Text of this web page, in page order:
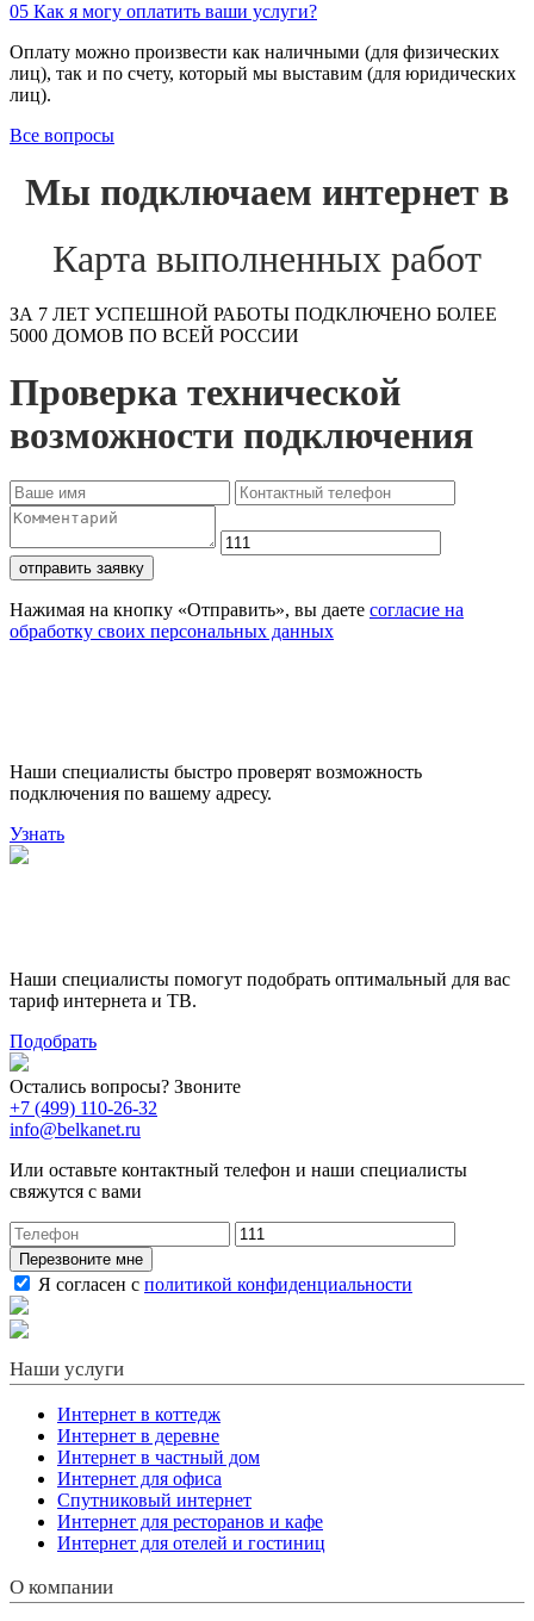
05 Как я могу оплатить ваши услуги?
Оплату можно произвести как наличными (для физических
лиц), так и по счету, который мы выставим (для юридических
лиц).
Все вопросы
Мы подключаем интернет в
Карта выполненных работ
ЗА 7 ЛЕТ УСПЕШНОЙ РАБОТЫ ПОДКЛЮЧЕНО БОЛЕЕ
5000 ДОМОВ ПО ВСЕЙ РОССИИ
Проверка технической
возможности подключения
отправить заявку
Нажимая на кнопку «Отправить», вы даете согласие на
обработку своих персональных данных
Наши специалисты быстро проверят возможность
подключения по вашему адресу.
Узнать
Наши специалисты помогут подобрать оптимальный для вас
тариф интернета и ТВ.
Подобрать
Остались вопросы? Звоните
+7 (499) 110-26-32
info@belkanet.ru
Или оставьте контактный телефон и наши специалисты
свяжутся с вами
Перезвоните мне
Я согласен с политикой конфиденциальности
Наши услуги
Интернет в коттедж
Интернет в деревне
Интернет в частный дом
Интернет для офиса
Спутниковый интернет
Интернет для ресторанов и кафе
Интернет для отелей и гостиниц
О компании